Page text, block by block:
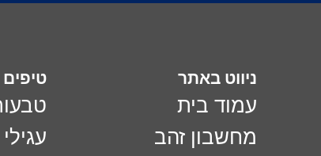
ניווט באתר
עמוד בית
מחשבון זהב